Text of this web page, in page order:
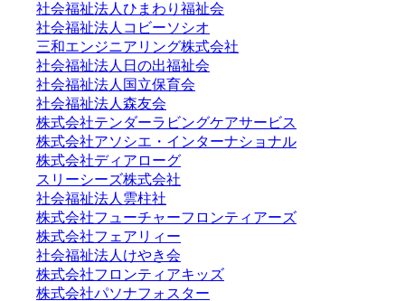
社会福祉法人ひまわり福祉会
社会福祉法人コビーソシオ
三和エンジニアリング株式会社
社会福祉法人日の出福祉会
社会福祉法人国立保育会
社会福祉法人森友会
株式会社テンダーラビングケアサービス
株式会社アソシエ・インターナショナル
株式会社ディアローグ
スリーシーズ株式会社
社会福祉法人雲柱社
株式会社フューチャーフロンティアーズ
株式会社フェアリィー
社会福祉法人けやき会
株式会社フロンティアキッズ
株式会社パソナフォスター